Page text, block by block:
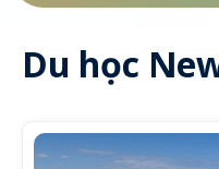
Du học